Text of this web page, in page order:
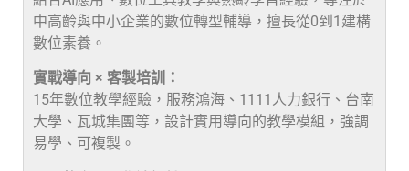
中高齡與中小企業的數位轉型輔導，擅長從0到1建構
數位素養。
實戰導向 × 客製培訓：
15年數位教學經驗，服務鴻海、1111人力銀行、台南
大學、瓦城集團等，設計實用導向的教學模組，強調
易學、可複製。